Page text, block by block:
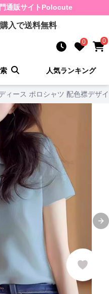
通販サイト Polocute
入で送料無料
0 0
人気ランキング
ィース ポロシャツ 配色襟デザ